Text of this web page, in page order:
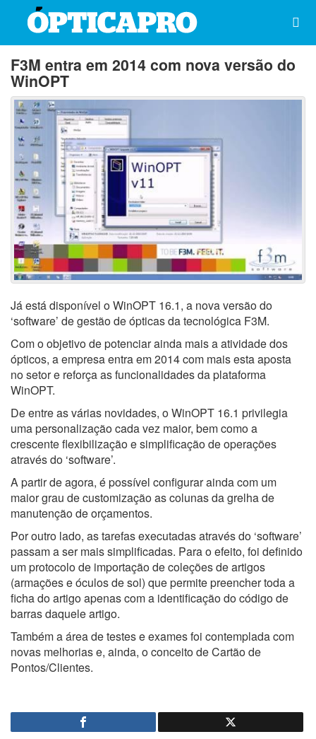
F3M entra em 2014 com nova versão do
WinOPT
Já está disponível o WinOPT 16.1, a nova versão do
‘software’ de gestão de ópticas da tecnológica F3M.
Com o objetivo de potenciar ainda mais a atividade dos
ópticos, a empresa entra em 2014 com mais esta aposta
no setor e reforça as funcionalidades da plataforma
WinOPT.
De entre as várias novidades, o WinOPT 16.1 privilegia
uma personalização cada vez maior, bem como a
crescente flexibilização e simplificação de operações
através do ‘software’.
A partir de agora, é possível configurar ainda com um
maior grau de customização as colunas da grelha de
manutenção de orçamentos.
Por outro lado, as tarefas executadas através do ‘software’
passam a ser mais simplificadas. Para o efeito, foi definido
um protocolo de importação de coleções de artigos
(armações e óculos de sol) que permite preencher toda a
ficha do artigo apenas com a identificação do código de
barras daquele artigo.
Também a área de testes e exames foi contemplada com
novas melhorias e, ainda, o conceito de Cartão de
Pontos/Clientes.